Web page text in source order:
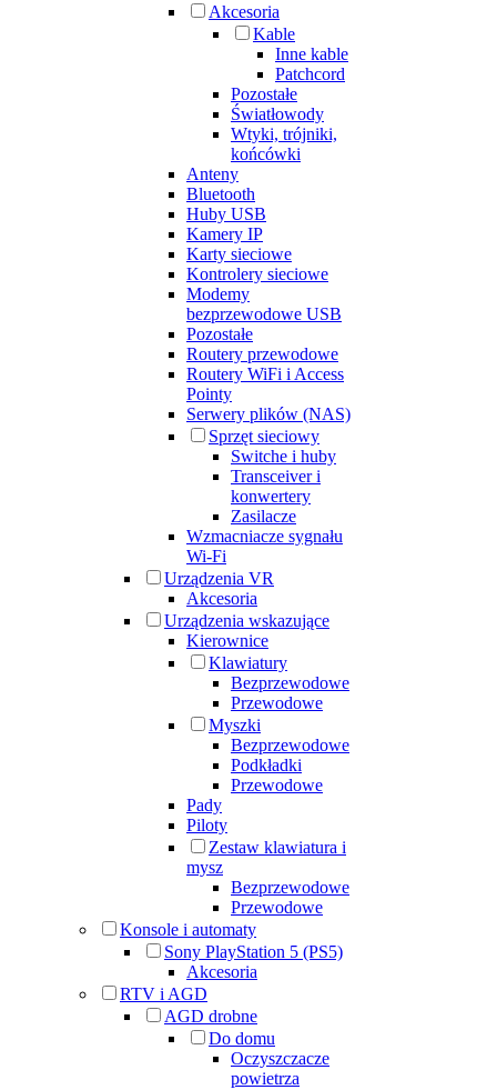
Akcesoria
Kable
Inne kable
Patchcord
Pozostałe
Światłowody
Wtyki, trójniki,
końcówki
Anteny
Bluetooth
Huby USB
Kamery IP
Karty sieciowe
Kontrolery sieciowe
Modemy
bezprzewodowe USB
Pozostałe
Routery przewodowe
Routery WiFi i Access
Pointy
Serwery plików (NAS)
Sprzęt sieciowy
Switche i huby
Transceiver i
konwertery
Zasilacze
Wzmacniacze sygnału
Wi-Fi
Urządzenia VR
Akcesoria
Urządzenia wskazujące
Kierownice
Klawiatury
Bezprzewodowe
Przewodowe
Myszki
Bezprzewodowe
Podkładki
Przewodowe
Pady
Piloty
Zestaw klawiatura i
mysz
Bezprzewodowe
Przewodowe
Konsole i automaty
Sony PlayStation 5 (PS5)
Akcesoria
RTV i AGD
AGD drobne
Do domu
Oczyszczacze
powietrza